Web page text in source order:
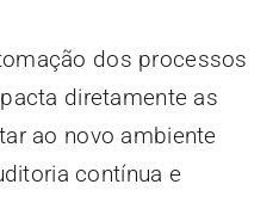
dos processos
diretamente as
ao novo ambiente
contínua e